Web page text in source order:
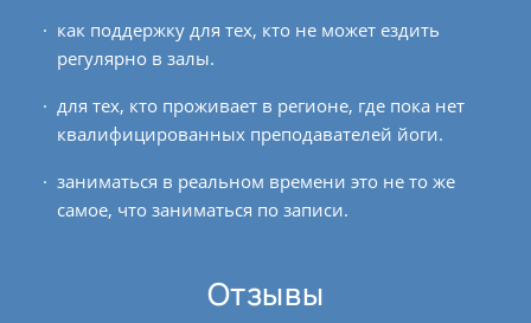
как поддержку для тех, кто не может ездить
регулярно в залы.
для тех, кто проживает в регионе, где пока нет
квалифицированных преподавателей йоги.
заниматься в реальном времени это не то же
самое, что заниматься по записи.
Отзывы